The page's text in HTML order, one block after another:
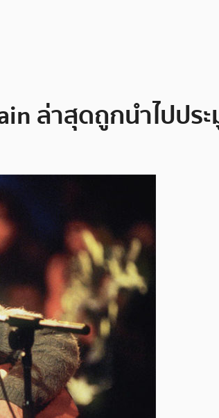
ล่าสุดถูกนำไปปร